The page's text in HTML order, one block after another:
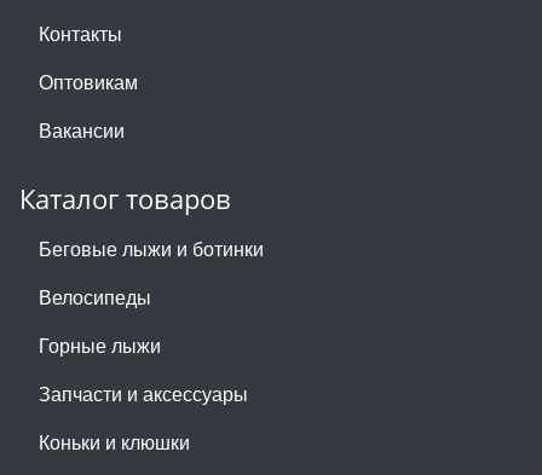
Контакты
Оптовикам
Вакансии
Каталог товаров
Беговые лыжи и ботинки
Велосипеды
Горные лыжи
Запчасти и аксессуары
Коньки и клюшки